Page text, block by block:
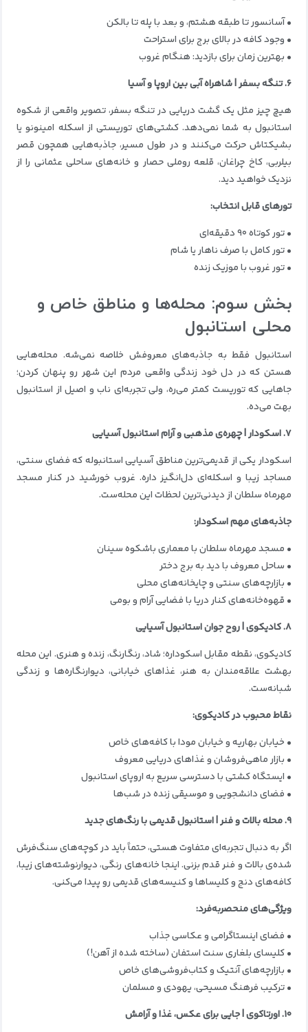
• آسانسور تا طبقه هشتم، و بعد با پله تا بالکن
• وجود کافه در بالای برج برای استراحت
• بهترین زمان برای بازدید: هنگام غروب
۶. تنگه بسفر | شاهراه آبی بین اروپا و آسیا
هیچ چیز مثل یک گشت دریایی در تنگه بسفر، تصویر واقعی از شکوه
استانبول به شما نمی‌دهد. کشتی‌های توریستی از اسکله امینونو یا
بشیکتاش حرکت می‌کنند و در طول مسیر، جاذبه‌هایی همچون قصر
بیلربی، کاخ چراغان، قلعه روملی حصار و خانه‌های ساحلی عثمانی را از
نزدیک خواهید دید.
تورهای قابل انتخاب:
• تور کوتاه ۹۰ دقیقه‌ای
• تور کامل با صرف ناهار یا شام
• تور غروب با موزیک زنده
بخش سوم: محله‌ها و مناطق خاص و
محلی استانبول
استانبول فقط به جاذبه‌های معروفش خلاصه نمی‌شه. محله‌هایی
هستن که در دل خود زندگی واقعی مردم این شهر رو پنهان کردن؛
جاهایی که توریست کمتر می‌ره، ولی تجربه‌ای ناب و اصیل از استانبول
بهت می‌ده.
۷. اسکودار | چهره‌ی مذهبی و آرام استانبول آسیایی
اسکودار یکی از قدیمی‌ترین مناطق آسیایی استانبوله که فضای سنتی،
مساجد زیبا و اسکله‌ای دل‌انگیز داره. غروب خورشید در کنار مسجد
مهرماه سلطان از دیدنی‌ترین لحظات این محله‌ست.
جاذبه‌های مهم اسکودار:
• مسجد مهرماه سلطان با معماری باشکوه سینان
• ساحل معروف با دید به برج دختر
• بازارچه‌های سنتی و چایخانه‌های محلی
• قهوه‌خانه‌های کنار دریا با فضایی آرام و بومی
۸. کادیکوی | روح جوان استانبول آسیایی
کادیکوی، نقطه مقابل اسکوداره؛ شاد، رنگارنگ، زنده و هنری. این محله
بهشت علاقه‌مندان به هنر، غذاهای خیابانی، دیوارنگاره‌ها و زندگی
شبانه‌ست.
نقاط محبوب در کادیکوی:
• خیابان بهاریه و خیابان مودا با کافه‌های خاص
• بازار ماهی‌فروشان و غذاهای دریایی معروف
• ایستگاه کشتی با دسترسی سریع به اروپای استانبول
• فضای دانشجویی و موسیقی زنده در شب‌ها
۹. محله بالات و فنر | استانبول قدیمی با رنگ‌های جدید
اگر به دنبال تجربه‌ای متفاوت هستی، حتماً باید در کوچه‌های سنگ‌فرش
شده‌ی بالات و فنر قدم بزنی. اینجا خانه‌های رنگی، دیوارنوشته‌های زیبا،
کافه‌های دنج و کلیساها و کنیسه‌های قدیمی رو پیدا می‌کنی.
ویژگی‌های منحصربه‌فرد:
• فضای اینستاگرامی و عکاسی جذاب
• کلیسای بلغاری سنت استفان (ساخته شده از آهن!)
• بازارچه‌های آنتیک و کتاب‌فروشی‌های خاص
• ترکیب فرهنگ مسیحی، یهودی و مسلمان
۱۰. اورتاکوی | جایی برای عکس، غذا و آرامش